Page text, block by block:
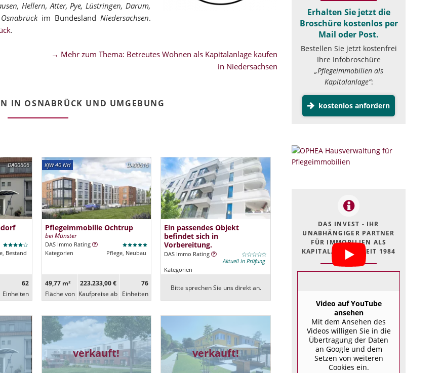
Hellern, Atter, Pye, Lüstringen, Darum,
Osnabrückim BundeslandNiedersachsen.
.
→ Mehr zum Thema: Betreutes Wohnen als Kapitalanlage kaufen
in Niedersachsen
IN OSNABRÜCK UND UMGEBUNG
DA00606
Bestand
62
Ein­heiten
DA00616
KfW 40 NH
Pflegeimmobilie Ochtrup
bei Münster
DAS Immo Rating
Kategorien
Pflege, Neubau
49,77 m²
Fläche von
223.233,00 €
Kaufpreise ab
76
Ein­heiten
Ein passendes Objekt
befindet sich in
Vorbereitung.
DAS Immo Rating
Aktuell in Prüfung
Kategorien
Bitte sprechen Sie uns direkt an.
verkauft! verkauft!
Erhalten Sie jetzt die
Broschüre kostenlos per
Mail oder Post.
Bestellen Sie jetzt kostenfrei
Ihre Infobroschüre
„Pflegeimmobilien als
Kapitalanlage”:
kostenlos anfordern
DAS INVEST - IHR
UNABHÄNGIGER PARTNER
FÜR IMMOBILIEN ALS
KAPITALANLAGE SEIT 1984
Video auf YouTube
ansehen
Mit dem Ansehen des
Videos willigen Sie in die
Übertragung der Daten
an Google und dem
Setzen von weiteren
Cookies ein.